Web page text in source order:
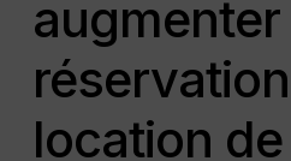
location de